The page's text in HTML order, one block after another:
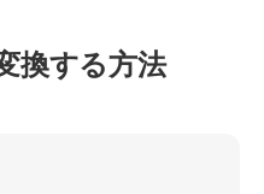
換する方法